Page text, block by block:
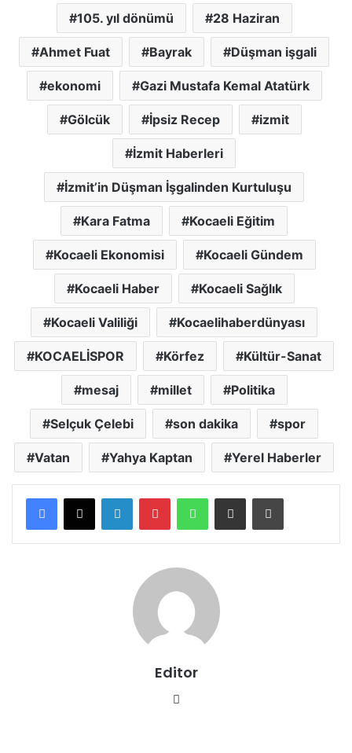
105. yıl dönümü 28 Haziran
Ahmet Fuat Bayrak Düşman işgali
ekonomi Gazi Mustafa Kemal Atatürk
Gölcük İpsiz Recep izmit
İzmit Haberleri
İzmit’in Düşman İşgalinden Kurtuluşu
Kara Fatma Kocaeli Eğitim
Kocaeli Ekonomisi Kocaeli Gündem
Kocaeli Haber Kocaeli Sağlık
Kocaeli Valiliği Kocaelihaberdünyası
KOCAELİSPOR Körfez Kültür-Sanat
mesaj millet Politika
Selçuk Çelebi son dakika spor
Vatan Yahya Kaptan Yerel Haberler
Editor